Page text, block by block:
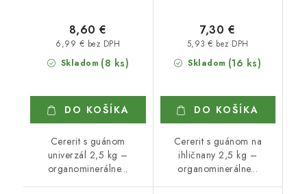
Skladom (8 ks)
6,99 € bez DPH
8,60 €
DO KOŠÍKA
Cererit s guánom
univerzál 2,5 kg –
organominerálne...
Skladom (16 ks)
5,93 € bez DPH
7,30 €
DO KOŠÍKA
Cererit s guánom na
ihličnany 2,5 kg –
organominerálne...